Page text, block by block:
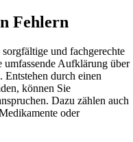
Fehlern
und fachgerechte
umfassende Aufklärung über
durch einen
können Sie
Dazu zählen auch
oder